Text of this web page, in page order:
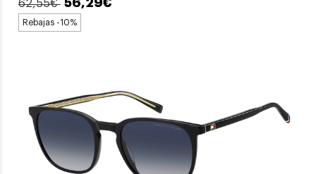
62,55€ 56,29€
Rebajas -10%